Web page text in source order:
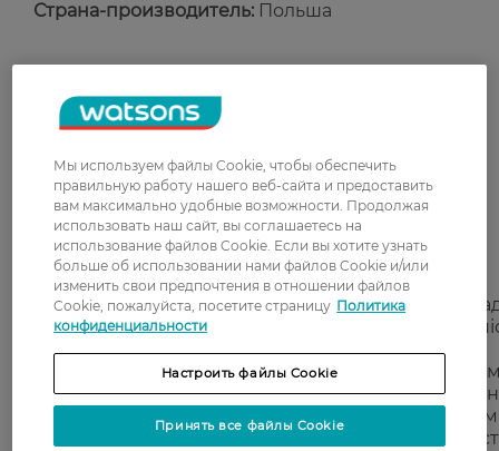
Страна-производитель: Польша
5
З 1 відгуків
1 відгуків
Лілія
28 мая, 2025
Серія Neboa просто
прекрасний,а результат видно вже
першого
вигладжування
для шкіри голови та ось цим чудовим
лосьйоном проти випадіння це
Мы используем файлы Cookie, чтобы обеспечить
правильную работу нашего веб-сайта и предоставить
вам максимально удобные возможности. Продолжая
использовать наш сайт, вы соглашаетесь на
использование файлов Cookie. Если вы хотите узнать
больше об использовании нами файлов Cookie и/или
изменить свои предпочтения в отношении файлов
Cookie, пожалуйста, посетите страницу Политика
конфиденциальности
Настроить файлы Cookie
Принять все файлы Cookie